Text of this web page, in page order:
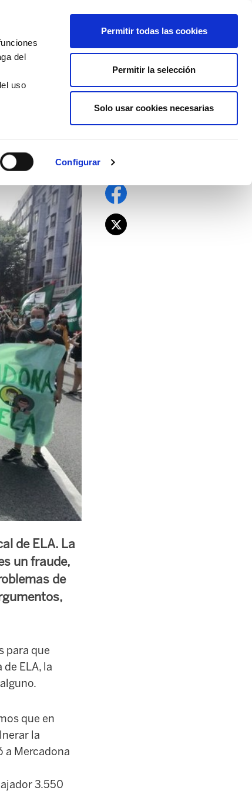
del
uso
Configurar
Permitir todas las cookies
Permitir la selección
Solo usar cookies necesarias
AFÍLIATE
de ELA
de ELA. La
un fraude,
de
para que
ELA, la
que en
la
a Mercadona
3.550